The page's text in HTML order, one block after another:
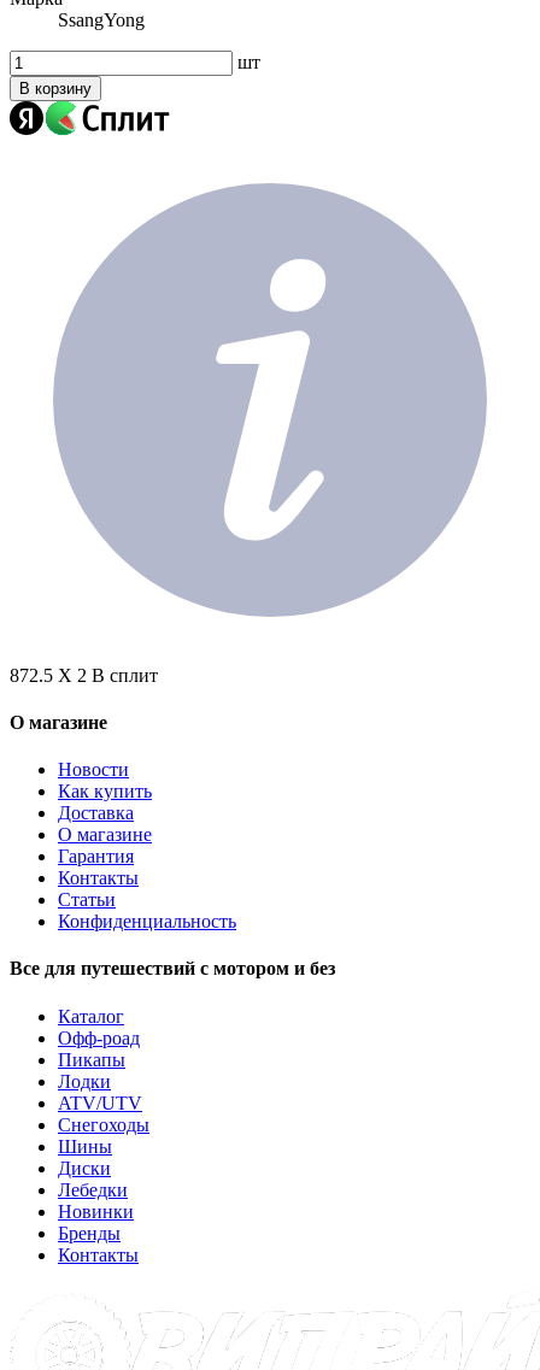
SsangYong
шт
В корзину
872.5 X 2 В сплит
О магазине
Новости
Как купить
Доставка
О магазине
Гарантия
Контакты
Статьи
Конфиденциальность
Все для путешествий с мотором и без
Каталог
Офф-роад
Пикапы
Лодки
ATV/UTV
Снегоходы
Шины
Диски
Лебедки
Новинки
Бренды
Контакты